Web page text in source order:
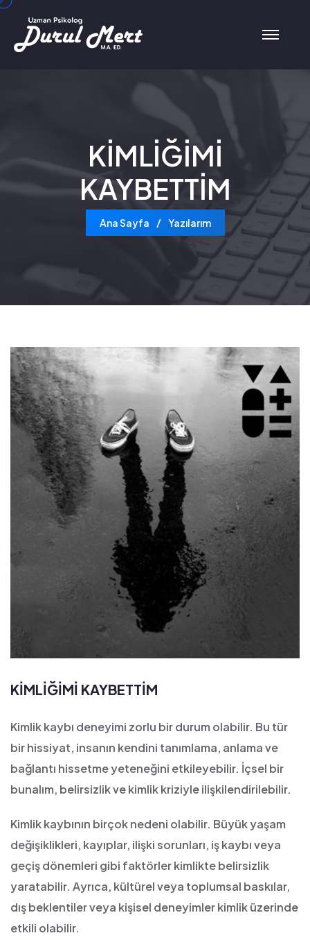
KİMLİĞİMİ
KAYBETTİM
Ana Sayfa Yazılarım
KİMLİĞİMİ KAYBETTİM
Kimlik kaybı deneyimi zorlu bir durum olabilir. Bu tür
bir hissiyat, insanın kendini tanımlama, anlama ve
bağlantı hissetme yeteneğini etkileyebilir. İçsel bir
bunalım, belirsizlik ve kimlik kriziyle ilişkilendirilebilir.
Kimlik kaybının birçok nedeni olabilir. Büyük yaşam
değişiklikleri, kayıplar, ilişki sorunları, iş kaybı veya
geçiş dönemleri gibi faktörler kimlikte belirsizlik
yaratabilir. Ayrıca, kültürel veya toplumsal baskılar,
dış beklentiler veya kişisel deneyimler kimlik üzerinde
etkili olabilir.